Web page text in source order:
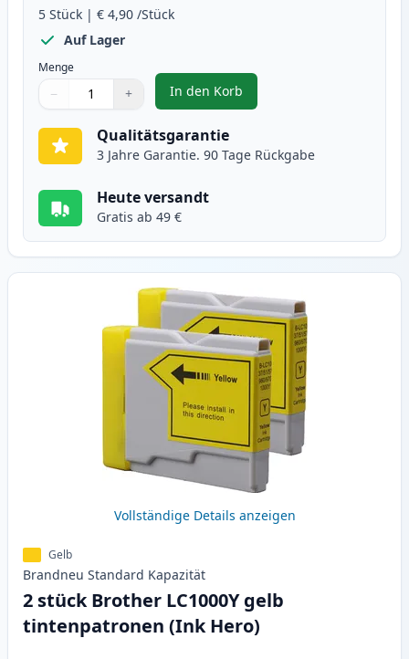
5 Stück | € 4,90 /Stück
Auf Lager
Menge
Verwenden Sie die Tasten, um anzupassen
− +
1
In den Korb
, 5 stück Brother LC1000
Qualitätsgarantie
3 Jahre Garantie. 90 Tage Rückgabe
Heute versandt
Gratis ab 49 €
Vollständige Details anzeigen
Gelb
Brandneu Standard Kapazität
2 stück Brother LC1000Y gelb
tintenpatronen (Ink Hero)